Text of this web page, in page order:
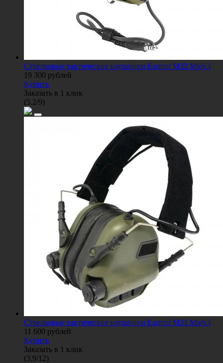
Стрелковые тактические наушники Earmor M32 Mark3
19 300 рублей
Купить
Заказать в 1 клик
(5.2/9)
Стрелковые тактические наушники Earmor M31 Mark3
11 600 рублей
Купить
Заказать в 1 клик
(3.9/12)